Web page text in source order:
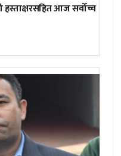
आज सर्वोच्च